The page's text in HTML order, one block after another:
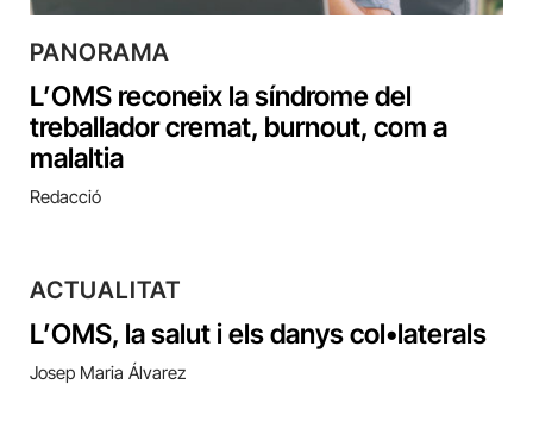
PANORAMA
L’OMS reconeix la síndrome del
treballador cremat, burnout, com a
malaltia
Redacció
ACTUALITAT
L’OMS, la salut i els danys col•laterals
Josep Maria Álvarez